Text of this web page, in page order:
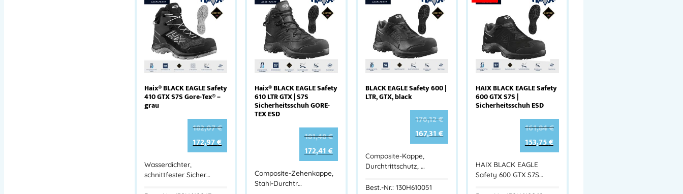
Haix® BLACK EAGLE Safety
410 GTX S7S Gore-Tex® –
grau
182,07€
172,97€
Wasserdichter,
schnittfester Sicher…
Haix® BLACK EAGLE Safety
610 LTR GTX | S7S
Sicherheitsschuh GORE-
TEX ESD
181,48€
172,41€
Composite-Zehenkappe,
Stahl-Durchtr…
BLACK EAGLE Safety 600 |
LTR, GTX, black
176,12€
167,31€
Composite-Kappe,
Durchtrittschutz, …
Best.-Nr.: 130H610051
HAIX BLACK EAGLE Safety
600 GTX S7S |
Sicherheitsschuh ESD
161,84€
153,75€
HAIX BLACK EAGLE
Safety 600 GTX S7S…